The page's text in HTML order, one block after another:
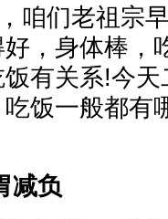
咱们老祖宗
，身体棒，
有关系!今
饭一般都有
减负